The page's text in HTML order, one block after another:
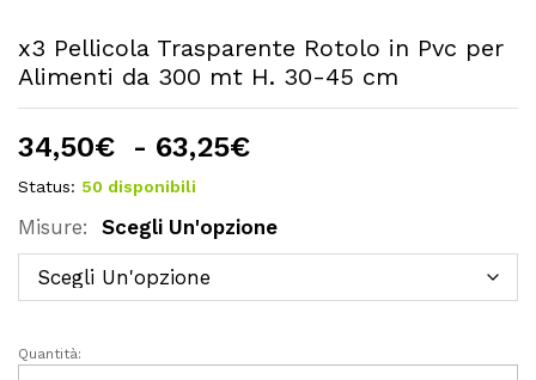
x3 Pellicola Trasparente Rotolo in Pvc per
Alimenti da 300 mt H. 30-45 cm
34,50€ - 63,25€
da
34,50€
Status: 50 disponibili
Misure: Scegli Un'opzione
x3
Quantità: